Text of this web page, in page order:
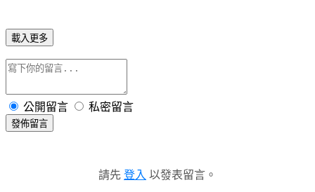
載入更多
公開留言 私密留言
發佈留言
請先 登入 以發表留言。